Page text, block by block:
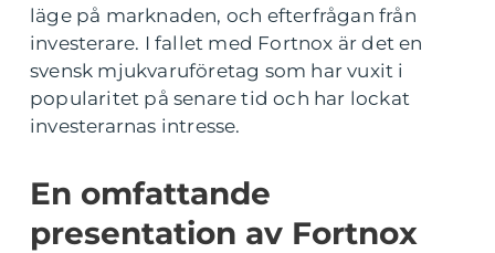
läge på marknaden, och efterfrågan från
investerare. I fallet med Fortnox är det en
svensk mjukvaruföretag som har vuxit i
popularitet på senare tid och har lockat
investerarnas intresse.
En omfattande
presentation av Fortnox